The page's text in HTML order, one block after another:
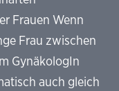
Frauen Wenn
Frau zwischen
GynäkologIn
auch gleich